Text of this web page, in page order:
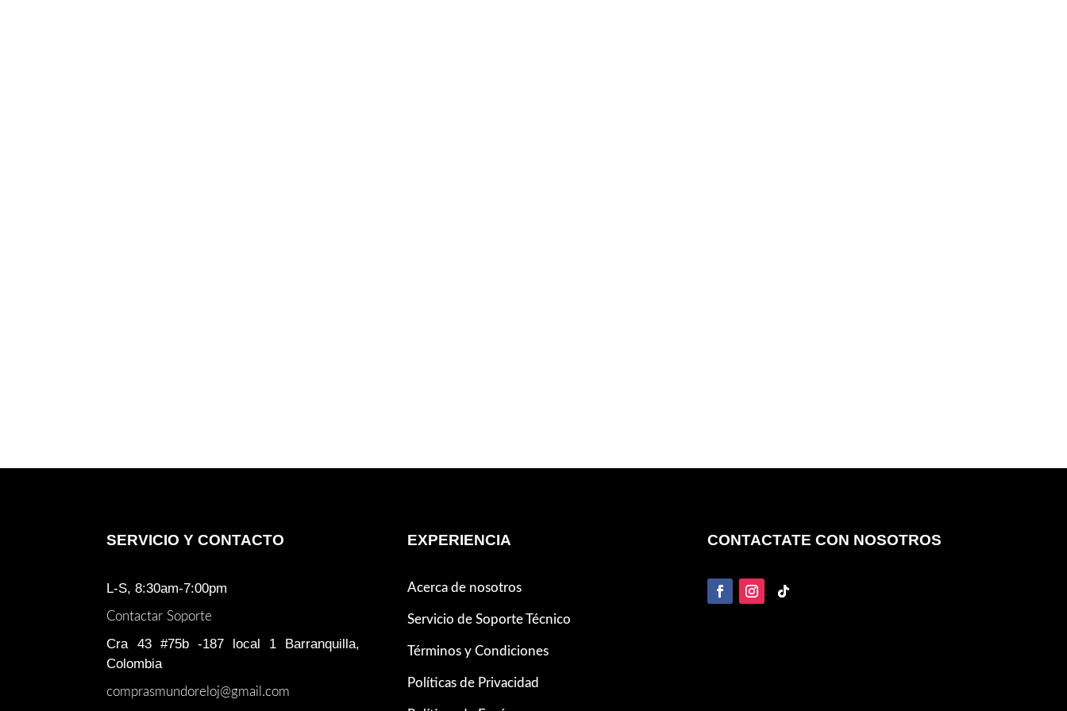
SERVICIO Y CONTACTO
L-S, 8:30am-7:00pm
Contactar Soporte
Cra 43 #75b -187 local 1 Barranquilla,
Colombia
comprasmundoreloj@gmail.com
EXPERIENCIA
Acerca de nosotros
Servicio de Soporte Técnico
Términos y Condiciones
Políticas de Privacidad
CONTACTATE CON NOSOTROS